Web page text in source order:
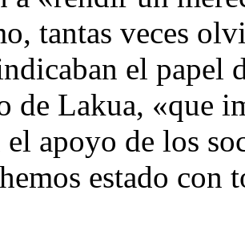
tantas veces
el papel
de Lakua, «que
apoyo de los
estado con